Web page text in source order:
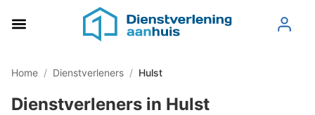
Home / Dienstverleners / Hulst
Dienstverleners in Hulst